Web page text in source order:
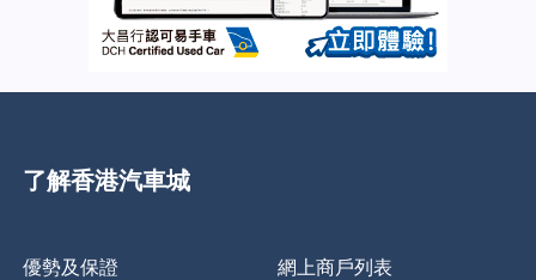
了解香港汽車城
優勢及保證 網上商戶列表